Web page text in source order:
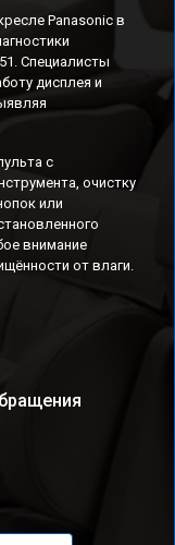
Panasonic в
Специалисты
дисплея и
с
очистку
или
внимание
от влаги.